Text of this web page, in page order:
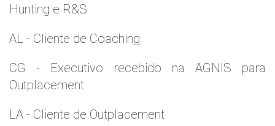
Hunting e R&S
AL - Cliente de Coaching
CG - Executivo recebido na AGNIS para
Outplacement
LA - Cliente de Outplacement